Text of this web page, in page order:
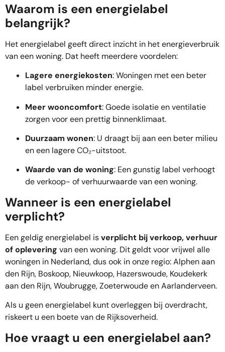
Waarom is een energielabel
belangrijk?
Het energielabel geeft direct inzicht in het energieverbruik
van een woning. Dat heeft meerdere voordelen:
Lagere energiekosten: Woningen met een beter
label verbruiken minder energie.
Meer wooncomfort: Goede isolatie en ventilatie
zorgen voor een prettig binnenklimaat.
Duurzaam wonen: U draagt bij aan een beter milieu
en een lagere CO₂-uitstoot.
Waarde van de woning: Een gunstig label verhoogt
de verkoop- of verhuurwaarde van een woning.
Wanneer is een energielabel
verplicht?
Een geldig energielabel isverplicht bij verkoop, verhuur
of oplevering van een woning. Dit geldt voor vrijwel alle
woningen in Nederland, dus ook in onze regio: Alphen aan
den Rijn, Boskoop, Nieuwkoop, Hazerswoude, Koudekerk
aan den Rijn, Woubrugge, Zoeterwoude en Aarlanderveen.
Als u geen energielabel kunt overleggen bij overdracht,
riskeert u een boete van de Rijksoverheid.
Hoe vraagt u een energielabel aan?